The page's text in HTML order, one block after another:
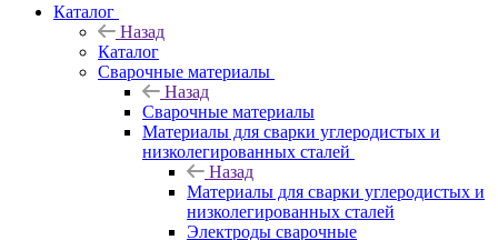
Каталог
Назад
Каталог
Сварочные материалы
Назад
Сварочные материалы
Материалы для сварки углеродистых и
низколегированных сталей
Назад
Материалы для сварки углеродистых и
низколегированных сталей
Электроды сварочные